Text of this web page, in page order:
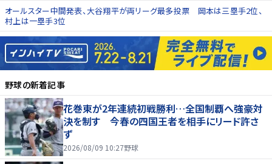
オールスター中間発表、大谷翔平が両リーグ最多投票 岡本は三塁手2位、
村上は一塁手3位
野球の新着記事
花巻東が2年連続初戦勝利…全国制覇へ強豪対
決を制す 今春の四国王者を相手にリード許さ
ず
2026/08/09 10:27野球